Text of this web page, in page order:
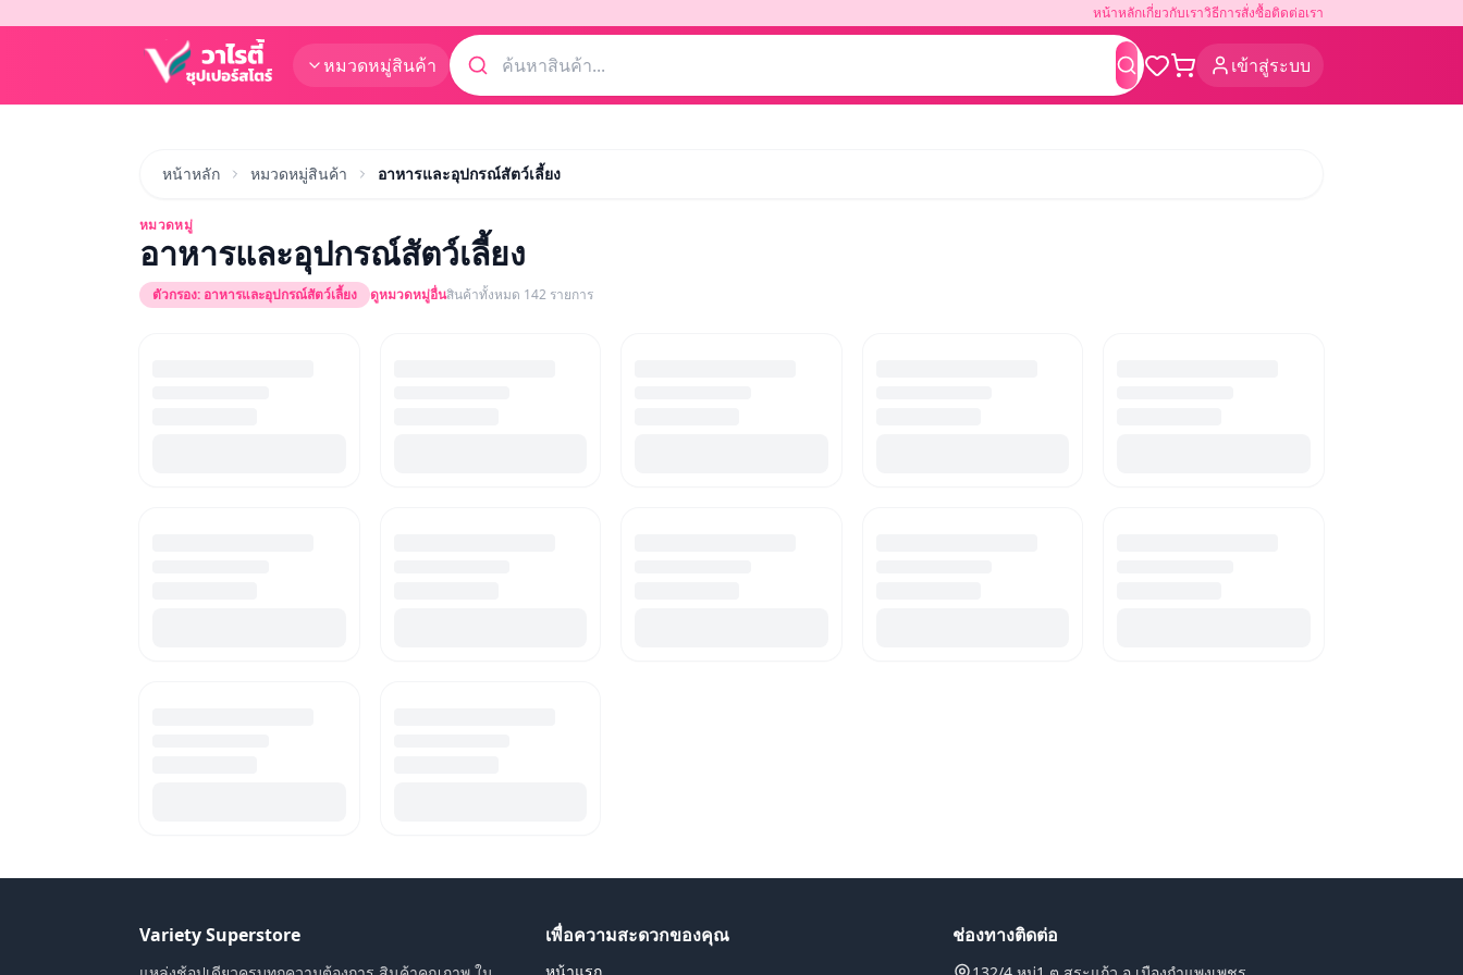
หน้าหลักเกี่ยวกับเราวิธีการสั่งซื้อติดต่อเรา
เข้าสู่ระบบ
หมวดหมู่สินค้า ค้นหา
หน้าหลัก หมวดหมู่สินค้า อาหารและอุปกรณ์สัตว์เลี้ยง
หมวดหมู่
อาหารและอุปกรณ์สัตว์เลี้ยง
ตัวกรอง: อาหารและอุปกรณ์สัตว์เลี้ยง ดูหมวดหมู่อื่นสินค้าทั้งหมด 142 รายการ
Variety Superstore เพื่อความสะดวกของคุณ ช่องทางติดต่อ